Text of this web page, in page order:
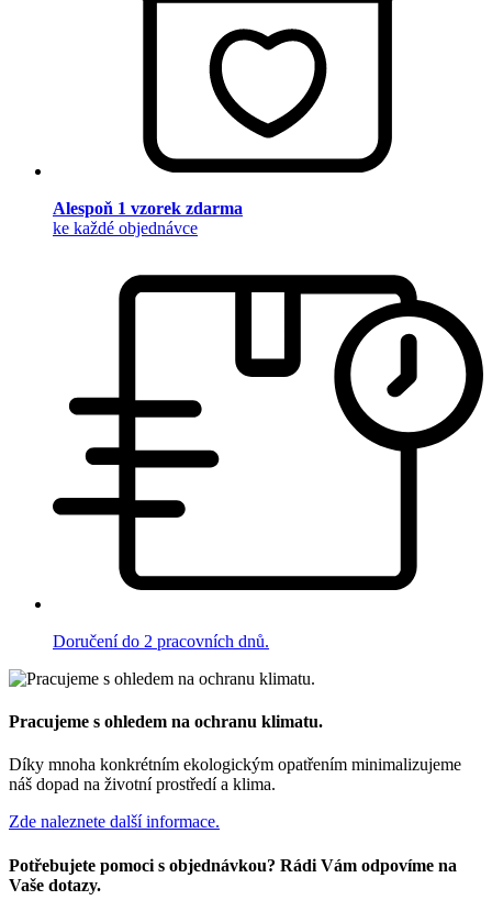
Alespoň 1 vzorek zdarma
ke každé objednávce
Doručení do 2 pracovních dnů.
Pracujeme s ohledem na ochranu klimatu.
Díky mnoha konkrétním ekologickým opatřením minimalizujeme
náš dopad na životní prostředí a klima.
Zde naleznete další informace.
Potřebujete pomoci s objednávkou? Rádi Vám odpovíme na
Vaše dotazy.